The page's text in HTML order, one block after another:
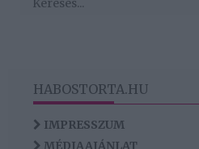
HABOSTORTA.HU
IMPRESSZUM
MÉDIAAJÁNLAT